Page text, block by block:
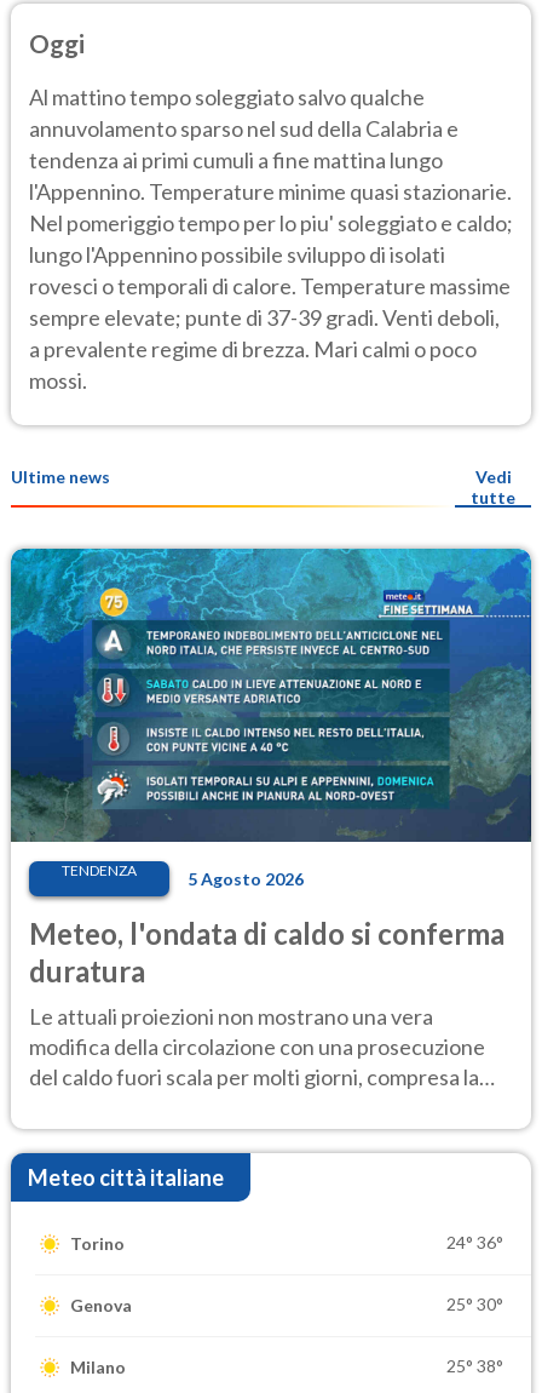
Oggi
Al mattino tempo soleggiato salvo qualche
annuvolamento sparso nel sud della Calabria e
tendenza ai primi cumuli a fine mattina lungo
l'Appennino. Temperature minime quasi stazionarie.
Nel pomeriggio tempo per lo piu' soleggiato e caldo;
lungo l'Appennino possibile sviluppo di isolati
rovesci o temporali di calore. Temperature massime
sempre elevate; punte di 37-39 gradi. Venti deboli,
a prevalente regime di brezza. Mari calmi o poco
mossi.
Ultime news
Vedi
tutte
TENDENZA 5 Agosto 2026
Meteo, l'ondata di caldo si conferma
duratura
Le attuali proiezioni non mostrano una vera
modifica della circolazione con una prosecuzione
del caldo fuori scala per molti giorni, compresa la
Meteo città italiane
Torino 24° 36°
Genova 25° 30°
Milano 25° 38°